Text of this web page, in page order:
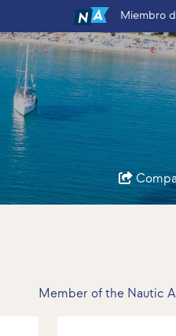
Miembro
Member of the Nautic